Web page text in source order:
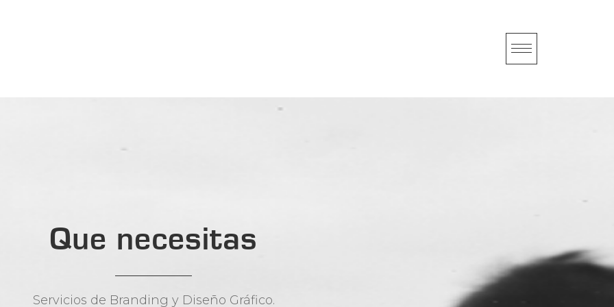
Que necesitas
Servicios de Branding y Diseño Gráfico.